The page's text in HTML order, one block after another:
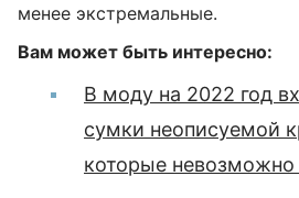
менее экстремальные.
Вам может быть интересно:
В моду на 2022 год
сумки неописуемой
которые невозможно